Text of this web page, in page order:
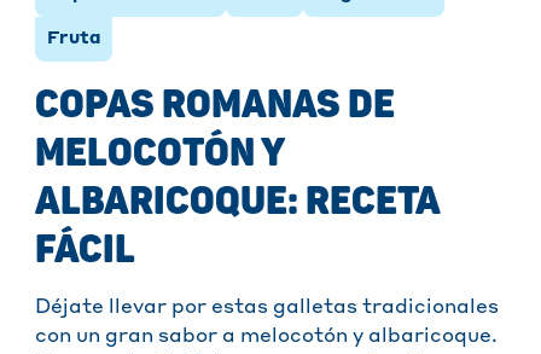
Fruta
COPAS ROMANAS DE
MELOCOTÓN Y
ALBARICOQUE: RECETA
FÁCIL
Déjate llevar por estas galletas tradicionales
con un gran sabor a melocotón y albaricoque.